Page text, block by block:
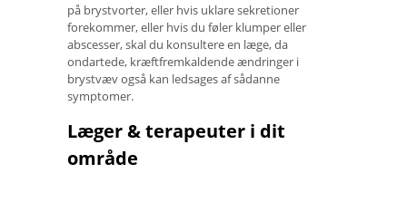
på brystvorter, eller hvis uklare sekretioner
forekommer, eller hvis du føler klumper eller
abscesser, skal du konsultere en læge, da
ondartede, kræftfremkaldende ændringer i
brystvæv også kan ledsages af sådanne
symptomer.
Læger & terapeuter i dit
område